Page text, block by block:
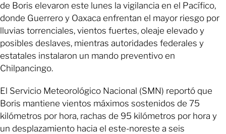
de Boris elevaron este lunes la vigilancia en el Pacífico,
donde Guerrero y Oaxaca enfrentan el mayor riesgo por
lluvias torrenciales, vientos fuertes, oleaje elevado y
posibles deslaves, mientras autoridades federales y
estatales instalaron un mando preventivo en
Chilpancingo.
El Servicio Meteorológico Nacional (SMN) reportó que
Boris mantiene vientos máximos sostenidos de 75
kilómetros por hora, rachas de 95 kilómetros por hora y
un desplazamiento hacia el este-noreste a seis